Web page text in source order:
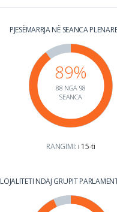
PJESËMARRJA NË SEANCA
89%
88 NGA 98
SEANCA
RANGIMI: i 15-ti
LOJALITETI NDAJ GRUPIT